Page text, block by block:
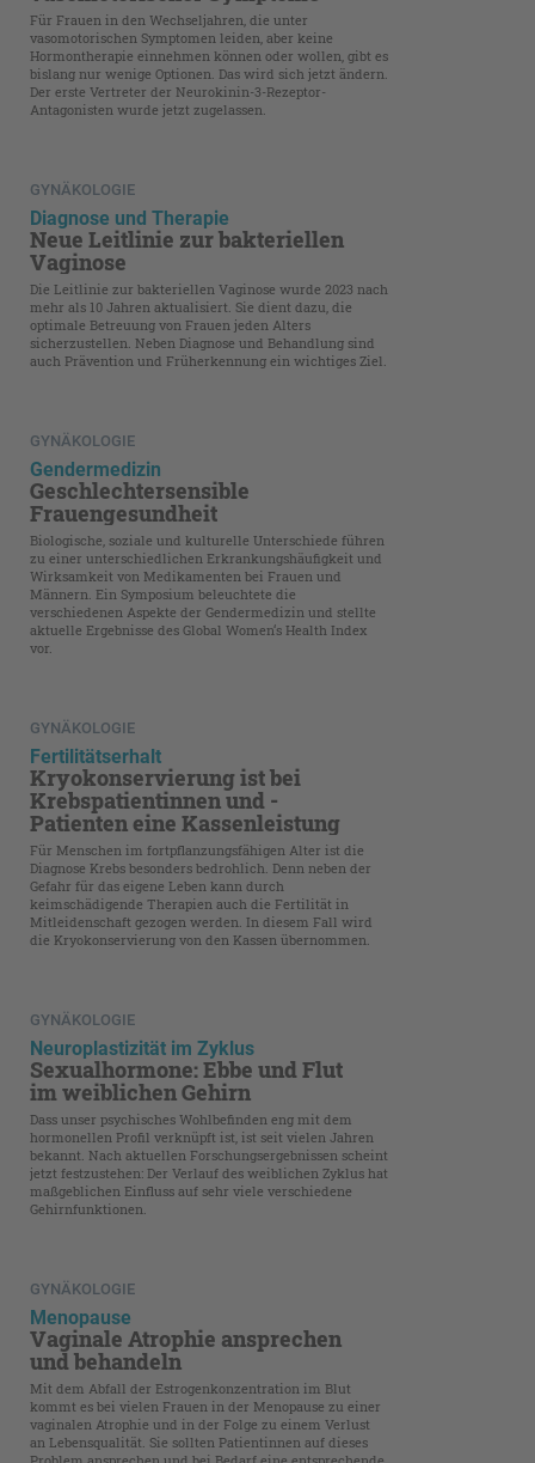
Für Frauen in den Wechseljahren, die unter
vasomotorischen Symptomen leiden, aber keine
Hormontherapie einnehmen können oder wollen, gibt es
bislang nur wenige Optionen. Das wird sich jetzt ändern.
Der erste Vertreter der Neurokinin-3-Rezeptor-
Antagonisten wurde jetzt zugelassen.
GYNÄKOLOGIE
Diagnose und Therapie
Neue Leitlinie zur bakteriellen
Vaginose
Die Leitlinie zur bakteriellen Vaginose wurde 2023 nach
mehr als 10 Jahren aktualisiert. Sie dient dazu, die
optimale Betreuung von Frauen jeden Alters
sicherzustellen. Neben Diagnose und Behandlung sind
auch Prävention und Früherkennung ein wichtiges Ziel.
GYNÄKOLOGIE
Gendermedizin
Geschlechtersensible
Frauengesundheit
Biologische, soziale und kulturelle Unterschiede führen
zu einer unterschiedlichen Erkrankungshäufigkeit und
Wirksamkeit von Medikamenten bei Frauen und
Männern. Ein Symposium beleuchtete die
verschiedenen Aspekte der Gendermedizin und stellte
aktuelle Ergebnisse des Global Women‘s Health Index
vor.
GYNÄKOLOGIE
Fertilitätserhalt
Kryokonservierung ist bei
Krebspatientinnen und -
Patienten eine Kassenleistung
Für Menschen im fortpflanzungsfähigen Alter ist die
Diagnose Krebs besonders bedrohlich. Denn neben der
Gefahr für das eigene Leben kann durch
keimschädigende Therapien auch die Fertilität in
Mitleidenschaft gezogen werden. In diesem Fall wird
die Kryokonservierung von den Kassen übernommen.
GYNÄKOLOGIE
Neuroplastizität im Zyklus
Sexualhormone: Ebbe und Flut
im weiblichen Gehirn
Dass unser psychisches Wohlbefinden eng mit dem
hormonellen Profil verknüpft ist, ist seit vielen Jahren
bekannt. Nach aktuellen Forschungsergebnissen scheint
jetzt festzustehen: Der Verlauf des weiblichen Zyklus hat
maßgeblichen Einfluss auf sehr viele verschiedene
Gehirnfunktionen.
GYNÄKOLOGIE
Menopause
Vaginale Atrophie ansprechen
und behandeln
Mit dem Abfall der Estrogenkonzentration im Blut
kommt es bei vielen Frauen in der Menopause zu einer
vaginalen Atrophie und in der Folge zu einem Verlust
an Lebensqualität. Sie sollten Patientinnen auf dieses